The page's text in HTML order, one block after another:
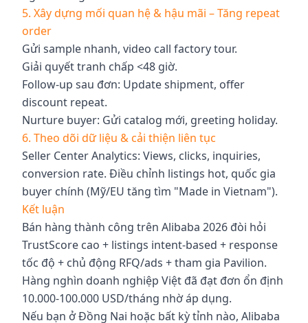
5. Xây dựng mối quan hệ & hậu mãi – Tăng repeat
order
Gửi sample nhanh, video call factory tour.
Giải quyết tranh chấp <48 giờ.
Follow-up sau đơn: Update shipment, offer
discount repeat.
Nurture buyer: Gửi catalog mới, greeting holiday.
6. Theo dõi dữ liệu & cải thiện liên tục
Seller Center Analytics: Views, clicks, inquiries,
conversion rate. Điều chỉnh listings hot, quốc gia
buyer chính (Mỹ/EU tăng tìm "Made in Vietnam").
Kết luận
Bán hàng thành công trên Alibaba 2026 đòi hỏi
TrustScore cao + listings intent-based + response
tốc độ + chủ động RFQ/ads + tham gia Pavilion.
Hàng nghìn doanh nghiệp Việt đã đạt đơn ổn định
10.000-100.000 USD/tháng nhờ áp dụng.
Nếu bạn ở Đồng Nai hoặc bất kỳ tỉnh nào, Alibaba